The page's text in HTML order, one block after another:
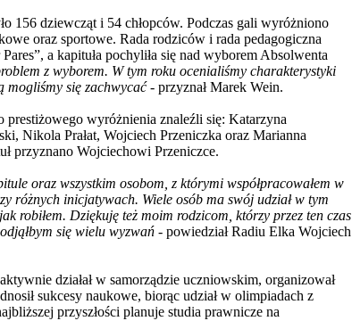
156 dziewcząt i 54 chłopców. Podczas gali wyróżniono
oraz sportowe. Rada rodziców i rada pedagogiczna
a kapituła pochyliła się nad wyborem Absolwenta
z wyborem. W tym roku ocenialiśmy charakterystyki
mogliśmy się zachwycać - przyznał Marek Wein.
prestiżowego wyróżnienia znaleźli się: Katarzyna
Nikola Prałat, Wojciech Przeniczka oraz Marianna
przyznano Wojciechowi Przeniczce.
oraz wszystkim osobom, z którymi współpracowałem w
różnych inicjatywach. Wiele osób ma swój udział w tym
robiłem. Dziękuję też moim rodzicom, którzy przez ten czas
się wielu wyzwań - powiedział Radiu Elka Wojciech
działał w samorządzie uczniowskim, organizował
sukcesy naukowe, biorąc udział w olimpiadach z
przyszłości planuje studia prawnicze na